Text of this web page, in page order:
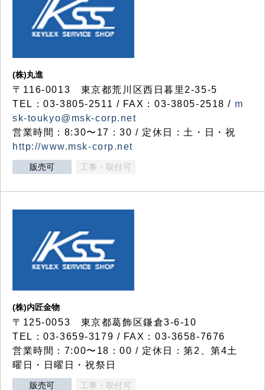
(株)丸進
〒116-0013 東京都荒川区西日暮里2-35-5
TEL：03-3805-2511 / FAX：03-3805-2518 / m
sk-toukyo@msk-corp.net
営業時間：8:30〜17：30 / 定休日：土・日・祝
http://www.msk-corp.net
販売可 工事・取付可
(株)内匠金物
〒125-0053 東京都葛飾区鎌倉3-6-10
TEL：03-3659-3179 / FAX：03-3658-7676
営業時間：7:00〜18：00 / 定休日：第2、第4土
曜日・日曜日・祝祭日
販売可 工事・取付可